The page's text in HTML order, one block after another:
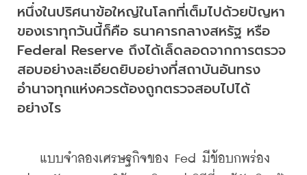
หนึ่งในปริศนาข้อใหญ่ในโลกที่เต็มไปด้วยปัญหา
ของเราทุกวันนี้ก็คือ ธนาคารกลางสหรัฐ หรือ
Federal Reserve ถึงได้เล็ดลอดจากการตรวจ
สอบอย่างละเอียดยิบอย่างที่สถาบันอันทรง
อำนาจทุกแห่งควรต้องถูกตรวจสอบไปได้
อย่างไร
แบบจำลองเศรษฐกิจของ Fed มีข้อบกพร่อง